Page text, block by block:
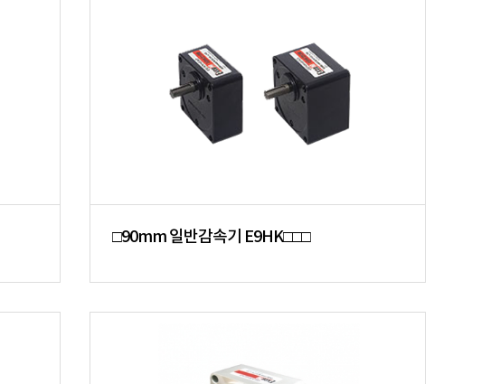
□90mm 일반감속기 E9HK□□□